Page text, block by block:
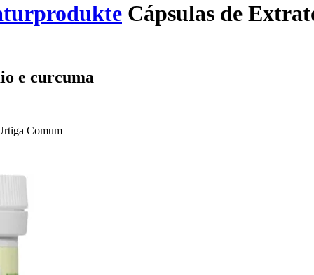
Cápsulas de
e curcuma
Comum